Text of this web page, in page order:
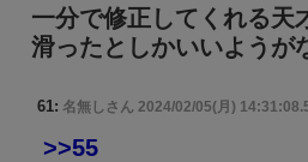
一分で修正してくれる天
滑ったとしかいいようが
61: 名無しさん 2024/02/05(月)
>>55